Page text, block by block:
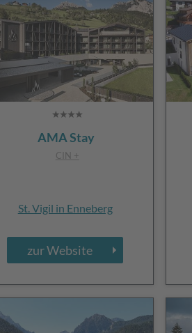
AMA Stay
CIN +
St. Vigil in Enneberg
zur Website